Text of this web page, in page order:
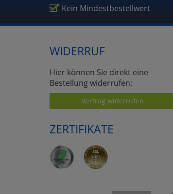
Kein Mindestbestellwert
WIDERRUF
Hier können Sie direkt eine
Bestellung widerrufen:
Vertrag widerrufen
ZERTIFIKATE